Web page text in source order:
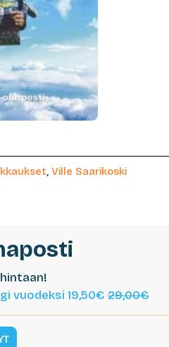
, Ville Saarikoski
vuodeksi 19,50€29,00€